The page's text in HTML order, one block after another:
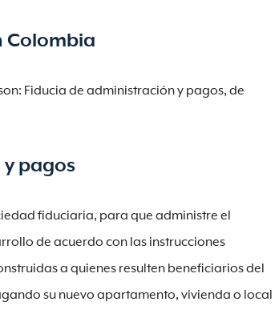
Colombia
Fiducia de administración y pagos, de
pagos
fiduciaria, para que administre el
de acuerdo con las instrucciones
a quienes resulten beneficiarios del
su nuevo apartamento, vivienda o local